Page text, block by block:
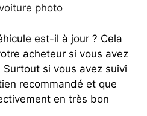
est-il à jour ? Cela
acheteur si vous avez
Surtout si vous avez suivi
recommandé et que
en très bon